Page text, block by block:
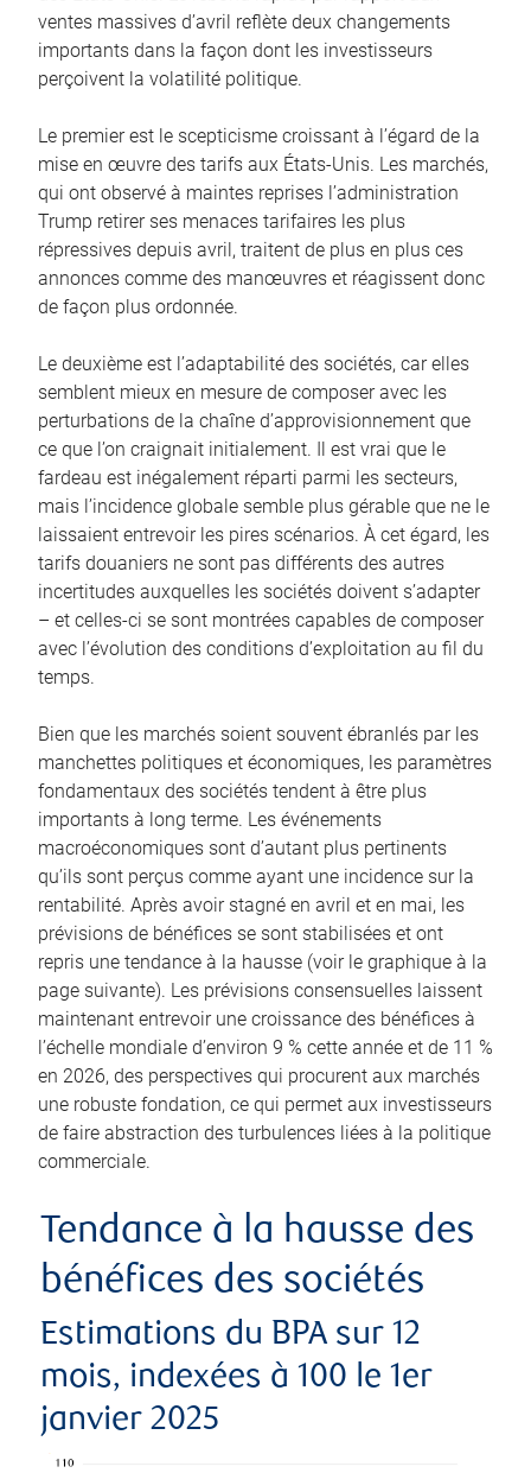
ventes massives d’avril reflète deux changements
importants dans la façon dont les investisseurs
perçoivent la volatilité politique.
Le premier est le scepticisme croissant à l’égard de la
mise en œuvre des tarifs aux États-Unis. Les marchés,
qui ont observé à maintes reprises l’administration
Trump retirer ses menaces tarifaires les plus
répressives depuis avril, traitent de plus en plus ces
annonces comme des manœuvres et réagissent donc
de façon plus ordonnée.
Le deuxième est l’adaptabilité des sociétés, car elles
semblent mieux en mesure de composer avec les
perturbations de la chaîne d’approvisionnement que
ce que l’on craignait initialement. Il est vrai que le
fardeau est inégalement réparti parmi les secteurs,
mais l’incidence globale semble plus gérable que ne le
laissaient entrevoir les pires scénarios. À cet égard, les
tarifs douaniers ne sont pas différents des autres
incertitudes auxquelles les sociétés doivent s’adapter
– et celles-ci se sont montrées capables de composer
avec l’évolution des conditions d’exploitation au fil du
temps.
Bien que les marchés soient souvent ébranlés par les
manchettes politiques et économiques, les paramètres
fondamentaux des sociétés tendent à être plus
importants à long terme. Les événements
macroéconomiques sont d’autant plus pertinents
qu’ils sont perçus comme ayant une incidence sur la
rentabilité. Après avoir stagné en avril et en mai, les
prévisions de bénéfices se sont stabilisées et ont
repris une tendance à la hausse (voir le graphique à la
page suivante). Les prévisions consensuelles laissent
maintenant entrevoir une croissance des bénéfices à
l’échelle mondiale d’environ 9 % cette année et de 11 %
en 2026, des perspectives qui procurent aux marchés
une robuste fondation, ce qui permet aux investisseurs
de faire abstraction des turbulences liées à la politique
commerciale.
Tendance à la hausse des
bénéfices des sociétés
Estimations du BPA sur 12
mois, indexées à 100 le 1er
janvier 2025